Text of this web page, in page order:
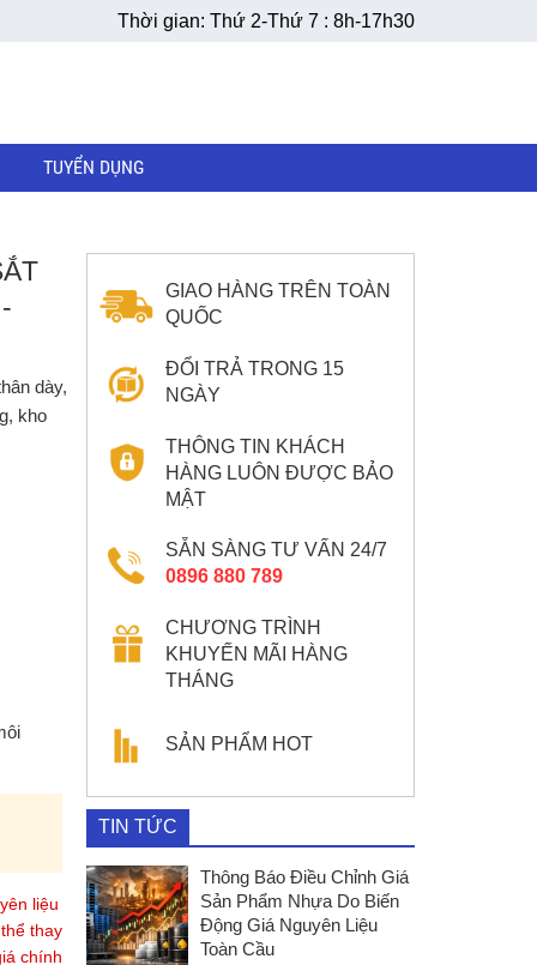
Thời gian: Thứ 2-Thứ 7 : 8h-17h30
TUYỂN DỤNG
dày,
kho
liệu
thay
chính
GIAO HÀNG TRÊN TOÀN
QUỐC
ĐỔI TRẢ TRONG 15
NGÀY
THÔNG TIN KHÁCH
HÀNG LUÔN ĐƯỢC BẢO
MẬT
SẴN SÀNG TƯ VẤN 24/7
0896 880 789
CHƯƠNG TRÌNH
KHUYẾN MÃI HÀNG
THÁNG
SẢN PHẨM HOT
TIN TỨC
Thông Báo Điều Chỉnh Giá
Sản Phẩm Nhựa Do Biến
Động Giá Nguyên Liệu
Toàn Cầu